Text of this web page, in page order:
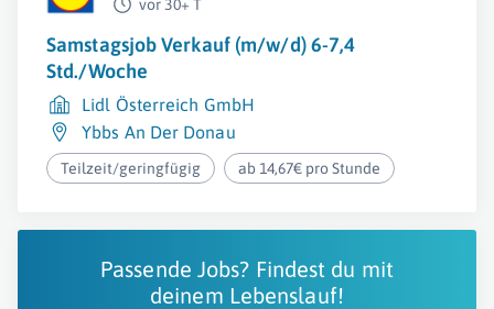
vor 30+ T
Samstagsjob Verkauf (m/w/d) 6-7,4
Std./Woche
Lidl Österreich GmbH
Ybbs An Der Donau
Teilzeit/geringfügig ab 14,67€ pro Stunde
Passende Jobs? Findest du mit
deinem Lebenslauf!